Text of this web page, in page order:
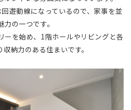
遊動線になっているので、家事を並
の一つです。
ーを始め、1階ホールやリビングと各
納力のある住まいです。